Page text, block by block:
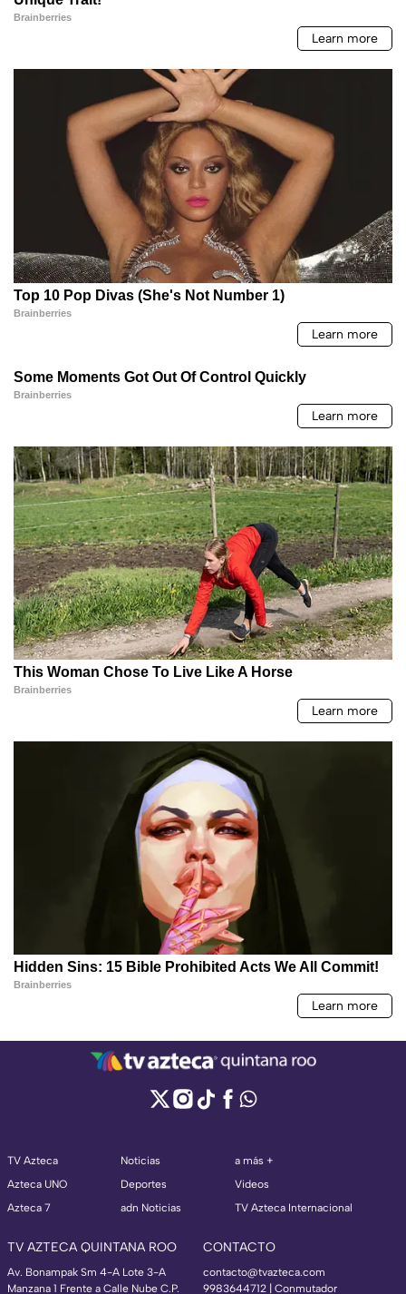
TV Azteca
Azteca UNO
Azteca 7
Noticias
Deportes
adn Noticias
a más +
Videos
TV Azteca Internacional
TV AZTECA QUINTANA ROO
Av. Bonampak Sm 4-A Lote 3-A
Manzana 1 Frente a Calle Nube C.P.
CONTACTO
contacto@tvazteca.com
9983644712 | Conmutador